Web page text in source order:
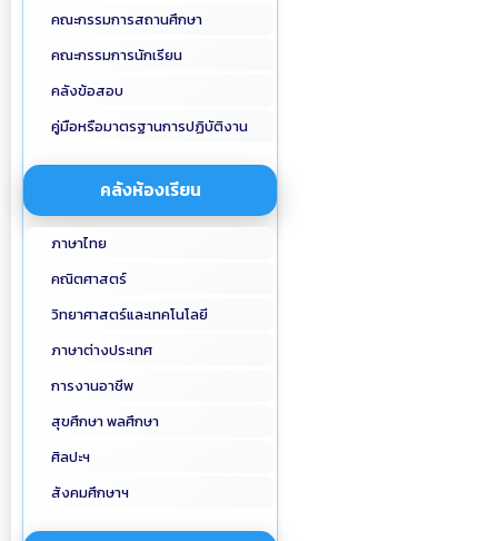
คณะกรรมการสถานศึกษา
คณะกรรมการนักเรียน
คลังข้อสอบ
คู่มือหรือมาตรฐานการปฏิบัติงาน
คลังห้องเรียน
ภาษาไทย
คณิตศาสตร์
วิทยาศาสตร์และเทคโนโลยี
ภาษาต่างประเทศ
การงานอาชีพ
สุขศึกษา พลศึกษา
ศิลปะฯ
สังคมศึกษาฯ